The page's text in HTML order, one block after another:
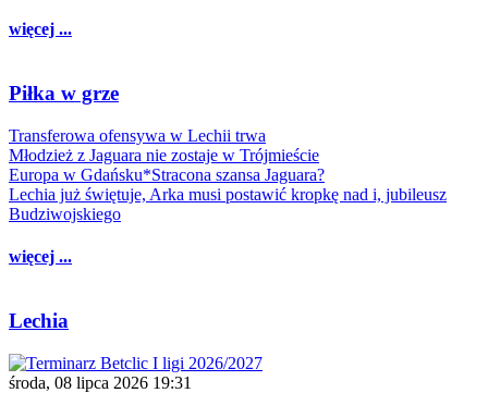
więcej ...
Piłka w grze
Transferowa ofensywa w Lechii trwa
Młodzież z Jaguara nie zostaje w Trójmieście
Europa w Gdańsku*Stracona szansa Jaguara?
Lechia już świętuje, Arka musi postawić kropkę nad i, jubileusz
Budziwojskiego
więcej ...
Lechia
środa, 08 lipca 2026 19:31